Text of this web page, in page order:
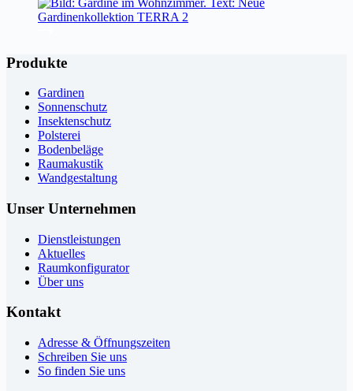
Produkte
Gardinen
Sonnenschutz
Insektenschutz
Polsterei
Bodenbeläge
Raumakustik
Wandgestaltung
Unser Unternehmen
Dienstleistungen
Aktuelles
Raumkonfigurator
Über uns
Kontakt
Adresse & Öffnungszeiten
Schreiben Sie uns
So finden Sie uns